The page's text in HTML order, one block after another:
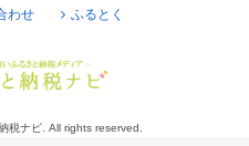
わせ ふるとく
税ナビ. All rights reserved.